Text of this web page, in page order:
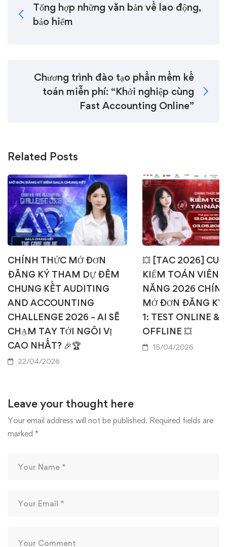
Tổng hợp những văn bản về lao động,
bảo hiểm
Chương trình đào tạo phần mềm kế
toán miễn phí: “Khởi nghiệp cùng
Fast Accounting Online”
Related Posts
CHÍNH THỨC MỞ ĐƠN
ĐĂNG KÝ THAM DỰ ĐÊM
CHUNG KẾT AUDITING
AND ACCOUNTING
CHALLENGE 2026 – AI SẼ
CHẠM TAY TỚI NGÔI VỊ
CAO NHẤT? 🎉🏆
22/04/2026
💥 [TAC 2026]
KIỂM TOÁN VIÊN
NĂNG 2026
MỞ ĐƠN ĐĂNG KÝ
1: TEST ONLINE &
OFFLINE 💥
15/04/2026
Leave your thought here
Your email address will not be published. Required fields are
marked *